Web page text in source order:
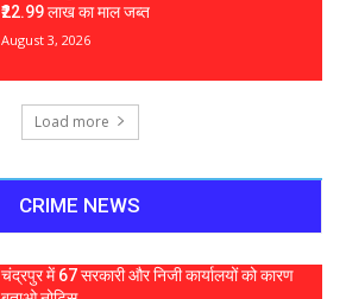
₹22.99 लाख का माल जब्त
August 3, 2026
Load more
CRIME NEWS
चंद्रपुर में 67 सरकारी और निजी कार्यालयों को कारण